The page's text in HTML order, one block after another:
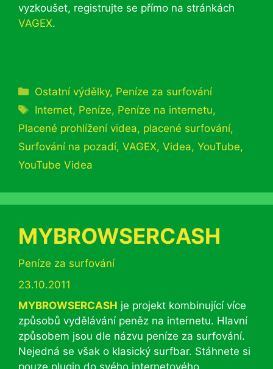
vyzkoušet, registrujte se přímo na stránkách
VAGEX.
Rubriky
Ostatní výdělky, Peníze za surfování
Štítky
Internet, Peníze, Peníze na internetu,
Placené prohlížení videa, placené surfování,
Surfování na pozadí, VAGEX, Videa, YouTube,
YouTube Videa
MYBROWSERCASH
Rubriky
Peníze za surfování
23.10.2011
MYBROWSERCASH je projekt kombinující více
způsobů vydělávání peněz na internetu. Hlavní
způsobem jsou dle názvu peníze za surfování.
Nejedná se však o klasický surfbar. Stáhnete si
pouze plugin do svého internetového